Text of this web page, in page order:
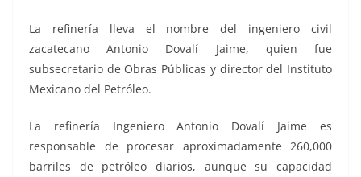
La refinería lleva el nombre del ingeniero civil
zacatecano Antonio Dovalí Jaime, quien fue
subsecretario de Obras Públicas y director del Instituto
Mexicano del Petróleo.
La refinería Ingeniero Antonio Dovalí Jaime es
responsable de procesar aproximadamente 260,000
barriles de petróleo diarios, aunque su capacidad